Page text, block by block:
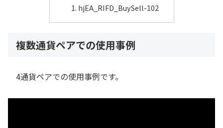
hjEA_RIFD_BuySell-102
複数通貨ペアでの使用事例
4通貨ペアでの使用事例です。